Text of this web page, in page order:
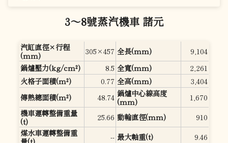
3～8號蒸汽機車 諸元
汽缸直徑×行程
(mm)
305×457 全長(mm)
9,104
鍋爐壓力(kg/cm²)
8.5 全寬(mm)
2,261
火格子面積(m²)
0.77 全高(mm)
3,404
傳熱總面積(m²)
48.74 鍋爐中心線高度
(mm)
1,670
機車運轉整備重量
(t)
25.66 動輪直徑(mm)
910
煤水車運轉整備重
-- 最大軸重(t) 9.46